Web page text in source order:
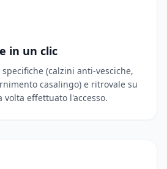
in un clic
(calzini anti-vesciche,
casalingo) e ritrovale su
effettuato l'accesso.